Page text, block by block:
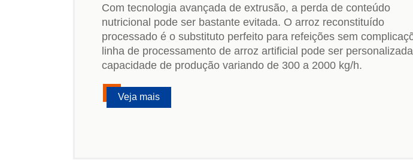
Com tecnologia avançada de extrusão, a perda de conteúdo
nutricional pode ser bastante evitada. O arroz reconstituído
processado é o substituto perfeito para refeições sem
linha de processamento de arroz artificial pode ser
capacidade de produção variando de 300 a 2000 kg/h.
Veja mais